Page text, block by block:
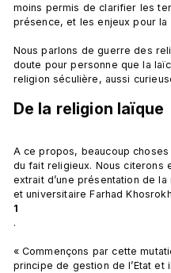
moins permis de clarifier les
présence, et les enjeux pour la
Nous parlons de guerre des
doute pour personne que la
De la religion laïque
A ce propos, beaucoup
du fait religieux. Nous citerons
extrait d’une présentation de
et universitaire Farhad
1
.
« Commençons par cette
principe de gestion de l’Etat et